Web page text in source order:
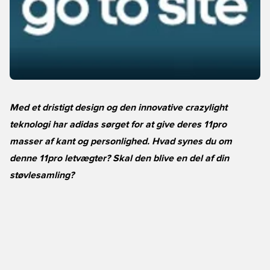
Med et dristigt design og den innovative crazylight
teknologi har adidas sørget for at give deres 11pro
masser af kant og personlighed. Hvad synes du om
denne 11pro letvægter? Skal den blive en del af din
støvlesamling?